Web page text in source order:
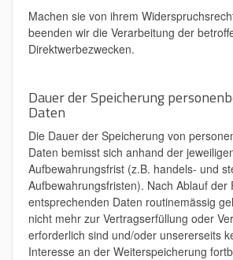
Machen sie von ihrem
beenden wir die Verarbeitung der
Direktwerbezwecken.
Dauer der Speicherung
Daten
Die Dauer der Speicherung von
Daten bemisst sich anhand der
Aufbewahrungsfrist (z.B. handels- und
Aufbewahrungsfristen). Nach Ablauf der
entsprechenden Daten routinemässig
nicht mehr zur Vertragserfüllung oder
erforderlich sind und/oder unsererseits
Interesse an der Weiterspeicherung